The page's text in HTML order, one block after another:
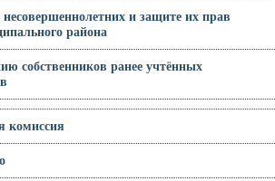
и защите их прав
района
собственников ранее учтённых
комиссия